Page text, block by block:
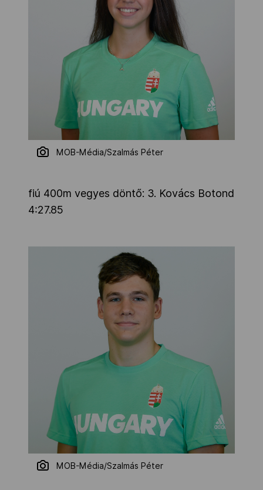
MOB-Média/Szalmás Péter
fiú 400m vegyes döntő: 3. Kovács Botond
4:27.85
MOB-Média/Szalmás Péter